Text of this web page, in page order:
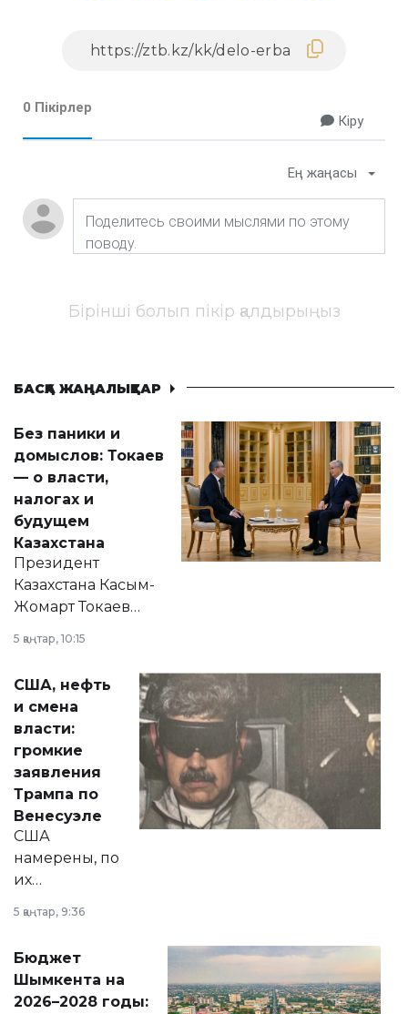
0 Пікірлер
Кіру
Ең жаңасы
Бірінші болып пікір қалдырыңыз
БАСҚА ЖАҢАЛЫҚТАР
Без паники и
домыслов: Токаев
— о власти,
налогах и
будущем
Казахстана
Президент
Казахстана Касым-
Жомарт Токаев
сразу несколько
актуальных тем —
от слухов о
политических
реформах до
вопросов армии,
экономики и
личного здоровья.
5 қаңтар, 10:15
США, нефть
и смена
власти:
громкие
заявления
Трампа по
Венесуэле
США
намерены, по
их
принести
народу
Венесуэлы.
5 қаңтар, 9:36
Бюджет
Шымкента на
2026–2028 годы: